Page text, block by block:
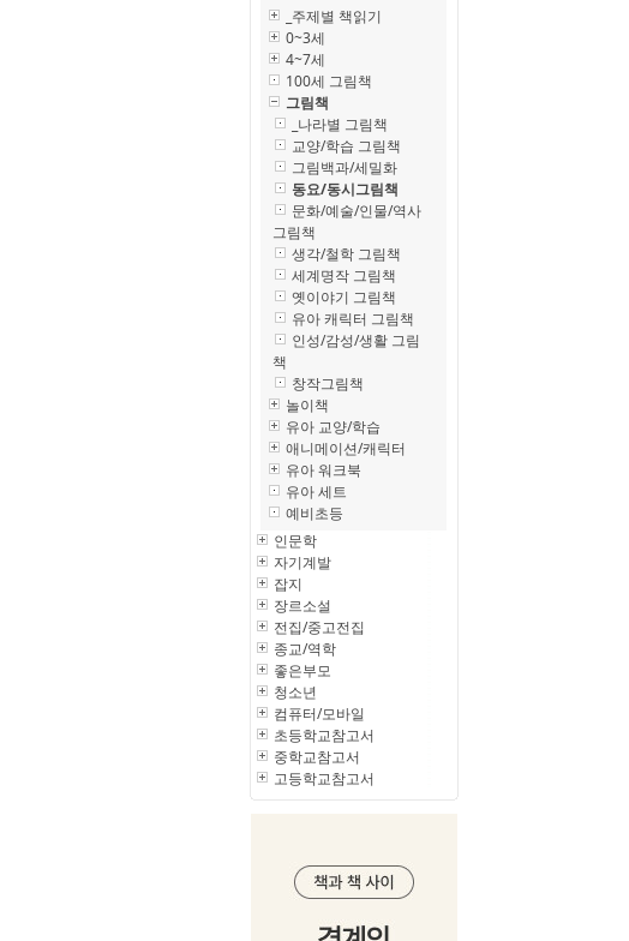
_주제별 책읽기
0~3세
4~7세
100세 그림책
그림책
_나라별 그림책
교양/학습 그림책
그림백과/세밀화
동요/동시그림책
문화/예술/인물/역사
그림책
생각/철학 그림책
세계명작 그림책
옛이야기 그림책
유아 캐릭터 그림책
인성/감성/생활 그림
책
창작그림책
놀이책
유아 교양/학습
애니메이션/캐릭터
유아 워크북
유아 세트
예비초등
인문학
자기계발
잡지
장르소설
전집/중고전집
종교/역학
좋은부모
청소년
컴퓨터/모바일
초등학교참고서
중학교참고서
고등학교참고서